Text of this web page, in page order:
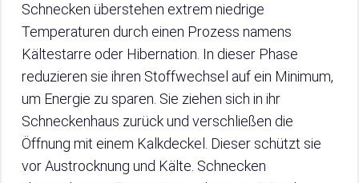
Schnecken überstehen extrem niedrige
Temperaturen durch einen Prozess namens
Kältestarre oder Hibernation. In dieser Phase
reduzieren sie ihren Stoffwechsel auf ein Minimum,
um Energie zu sparen. Sie ziehen sich in ihr
Schneckenhaus zurück und verschließen die
Öffnung mit einem Kalkdeckel. Dieser schützt sie
vor Austrocknung und Kälte. Schnecken